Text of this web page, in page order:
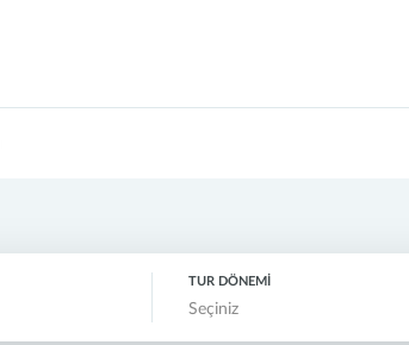
TUR DÖNEMİ